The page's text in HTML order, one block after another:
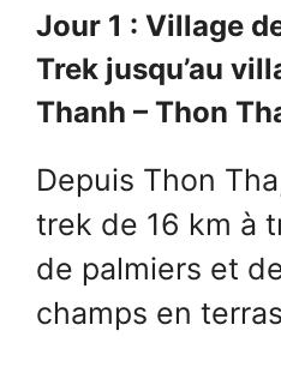
Jour 1 : Village
Trek jusqu’au
Thanh – Thon
Depuis Thon
trek de 16 km à
de palmiers et
champs en